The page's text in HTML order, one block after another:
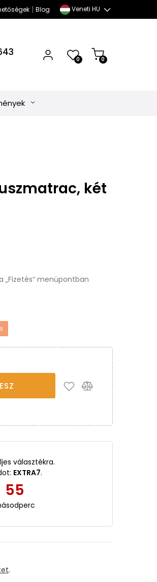
| Blog Veneti HU
0 0
két
„Fizetés“ menüpontban
választékra.
EXTRA7.
52
.